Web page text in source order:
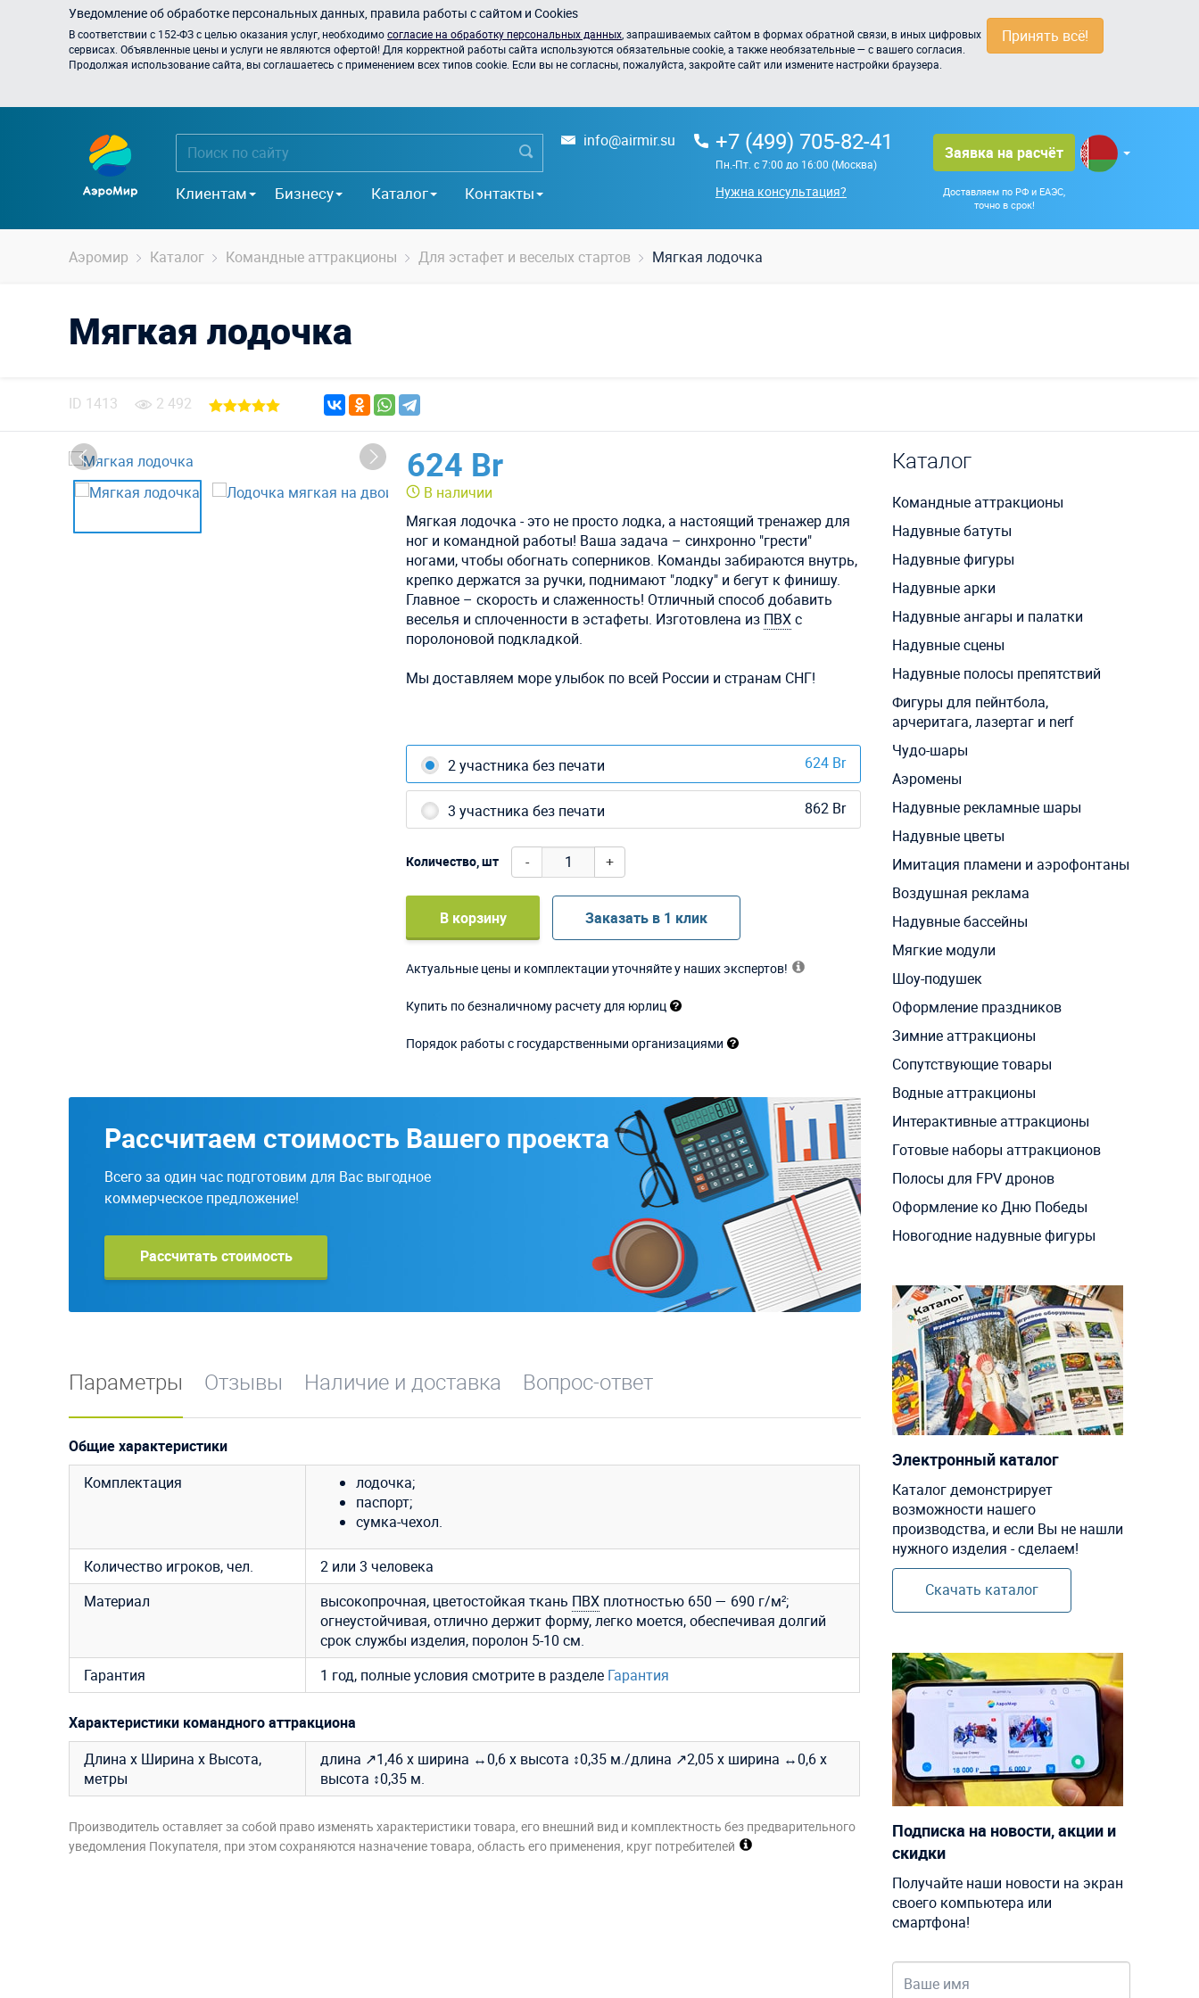
Принять всё!
Уведомление об обработке персональных данных, правила работы с сайтом и Cookies
В соответствии с 152-ФЗ с целью оказания услуг, необходимосогласие на обработку персональных данных , запрашиваемых сайтом в формах обратной связи, в иных цифровых
сервисах. Объявленные цены и услуги не являются офертой! Для корректной работы сайта используются обязательные cookie, а также необязательные — с вашего согласия.
Продолжая использование сайта, вы соглашаетесь с применением всех типов cookie. Если вы не согласны, пожалуйста, закройте сайт или измените настройки браузера.
Клиентам Бизнесу Каталог Контакты
info@airmir.su +7 (499) 705-82-41
Пн.-Пт. с 7:00 до 16:00 (Москва)
Нужна консультация?
Заявка на расчёт
Доставляем по РФ и ЕАЭС,
точно в срок!
Аэромир Каталог Командные аттракционы Для эстафет и веселых стартов Мягкая лодочка
Мягкая лодочка
ID 1413 2 492
624 Br
В наличии
Мягкая лодочка - это не просто лодка, а настоящий тренажер для
ног и командной работы! Ваша задача – синхронно "грести"
ногами, чтобы обогнать соперников. Команды забираются внутрь,
крепко держатся за ручки, поднимают "лодку" и бегут к финишу.
Главное – скорость и слаженность! Отличный способ добавить
веселья и сплоченности в эстафеты. Изготовлена из ПВХс
поролоновой подкладкой.
Мы доставляем море улыбок по всей России и странам СНГ!
2 участника без печати 624 Br
3 участника без печати 862 Br
Количество, шт - +
В корзину Заказать в 1 клик
Актуальные цены и комплектации уточняйте у наших экспертов!
Купить по безналичному расчету для юрлиц
Порядок работы с государственными организациями
Рассчитаем стоимость Вашего проекта
Всего за один час подготовим для Вас выгодное
коммерческое предложение!
Рассчитать стоимость
Параметры Отзывы Наличие и доставка Вопрос-ответ
Общие характеристики
Комплектация
лодочка;
паспорт;
сумка-чехол.
Количество игроков, чел.
2 или 3 человека
Материал
высокопрочная, цветостойкая ткань ПВХ плотностью 650 — 690 г/м²;
огнеустойчивая, отлично держит форму, легко моется, обеспечивая долгий
срок службы изделия, поролон 5-10 см.
Гарантия
1 год, полные условия смотрите в разделе Гарантия
Характеристики командного аттракциона
Длина х Ширина х Высота,
метры
длина ↗1,46 х ширина ↔0,6 х высота ↕0,35 м./длина ↗2,05 х ширина ↔0,6 х
высота ↕0,35 м.
Производитель оставляет за собой право изменять характеристики товара, его внешний вид и комплектность без предварительного
уведомления Покупателя, при этом сохраняются назначение товара, область его применения, круг потребителей
Каталог
Командные аттракционы
Надувные батуты
Надувные фигуры
Надувные арки
Надувные ангары и палатки
Надувные сцены
Надувные полосы препятствий
Фигуры для пейнтбола,
арчеритага, лазертаг и nerf
Чудо-шары
Аэромены
Надувные рекламные шары
Надувные цветы
Имитация пламени и аэрофонтаны
Воздушная реклама
Надувные бассейны
Мягкие модули
Шоу-подушек
Оформление праздников
Зимние аттракционы
Сопутствующие товары
Водные аттракционы
Интерактивные аттракционы
Готовые наборы аттракционов
Полосы для FPV дронов
Оформление ко Дню Победы
Новогодние надувные фигуры
Электронный каталог
Каталог демонстрирует
возможности нашего
производства, и если Вы не нашли
нужного изделия - сделаем!
Скачать каталог
Подписка на новости, акции и
скидки
Получайте наши новости на экран
своего компьютера или
смартфона!